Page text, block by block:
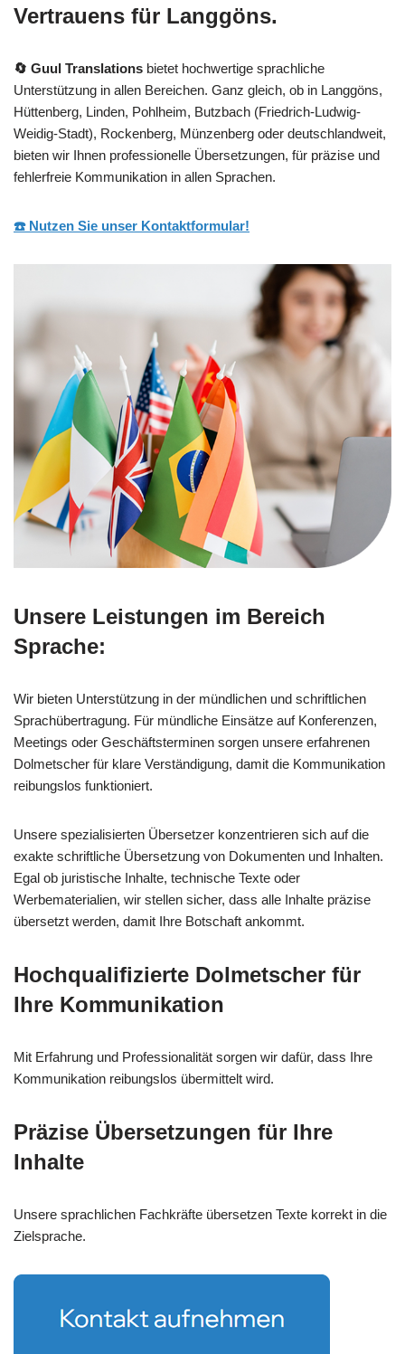
Vertrauens für Langgöns.
🔄 Guul Translations bietet hochwertige sprachliche
Unterstützung in allen Bereichen. Ganz gleich, ob in Langgöns,
Hüttenberg, Linden, Pohlheim, Butzbach (Friedrich-Ludwig-
Weidig-Stadt), Rockenberg, Münzenberg oder deutschlandweit,
bieten wir Ihnen professionelle Übersetzungen, für präzise und
fehlerfreie Kommunikation in allen Sprachen.
☎️ Nutzen Sie unser Kontaktformular!
Unsere Leistungen im Bereich
Sprache:
Wir bieten Unterstützung in der mündlichen und schriftlichen
Sprachübertragung. Für mündliche Einsätze auf Konferenzen,
Meetings oder Geschäftsterminen sorgen unsere erfahrenen
Dolmetscher für klare Verständigung, damit die Kommunikation
reibungslos funktioniert.
Unsere spezialisierten Übersetzer konzentrieren sich auf die
exakte schriftliche Übersetzung von Dokumenten und Inhalten.
Egal ob juristische Inhalte, technische Texte oder
Werbematerialien, wir stellen sicher, dass alle Inhalte präzise
übersetzt werden, damit Ihre Botschaft ankommt.
Hochqualifizierte Dolmetscher für
Ihre Kommunikation
Mit Erfahrung und Professionalität sorgen wir dafür, dass Ihre
Kommunikation reibungslos übermittelt wird.
Präzise Übersetzungen für Ihre
Inhalte
Unsere sprachlichen Fachkräfte übersetzen Texte korrekt in die
Zielsprache.